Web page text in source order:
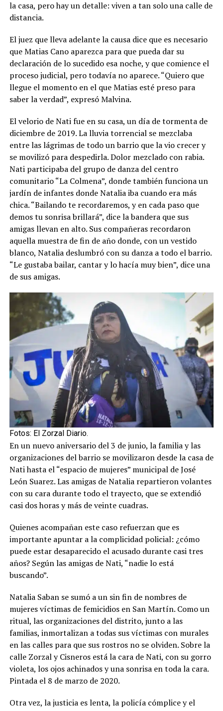
la casa, pero hay un detalle: viven a tan solo una calle de
distancia.
El juez que lleva adelante la causa dice que es necesario
que Matias Cano aparezca para que pueda dar su
declaración de lo sucedido esa noche, y que comience el
proceso judicial, pero todavía no aparece. “Quiero que
llegue el momento en el que Matias esté preso para
saber la verdad”, expresó Malvina.
El velorio de Nati fue en su casa, un día de tormenta de
diciembre de 2019. La lluvia torrencial se mezclaba
entre las lágrimas de todo un barrio que la vio crecer y
se movilizó para despedirla. Dolor mezclado con rabia.
Nati participaba del grupo de danza del centro
comunitario “La Colmena”, donde también funciona un
jardín de infantes donde Natalia iba cuando era más
chica. “Bailando te recordaremos, y en cada paso que
demos tu sonrisa brillará”, dice la bandera que sus
amigas llevan en alto. Sus compañeras recordaron
aquella muestra de fin de año donde, con un vestido
blanco, Natalia deslumbró con su danza a todo el barrio.
“Le gustaba bailar, cantar y lo hacía muy bien”, dice una
de sus amigas.
Fotos: El Zorzal Diario.
En un nuevo aniversario del 3 de junio, la familia y las
organizaciones del barrio se movilizaron desde la casa de
Nati hasta el “espacio de mujeres” municipal de José
León Suarez. Las amigas de Natalia repartieron volantes
con su cara durante todo el trayecto, que se extendió
casi dos horas y más de veinte cuadras.
Quienes acompañan este caso refuerzan que es
importante apuntar a la complicidad policial: ¿cómo
puede estar desaparecido el acusado durante casi tres
años? Según las amigas de Nati, “nadie lo está
buscando”.
Natalia Saban se sumó a un sin fin de nombres de
mujeres víctimas de femicidios en San Martín. Como un
ritual, las organizaciones del distrito, junto a las
familias, inmortalizan a todas sus víctimas con murales
en las calles para que sus rostros no se olviden. Sobre la
calle Zorzal y Cisneros está la cara de Nati, con su gorro
violeta, los ojos achinados y una sonrisa en toda la cara.
Pintada el 8 de marzo de 2020.
Otra vez, la justicia es lenta, la policía cómplice y el